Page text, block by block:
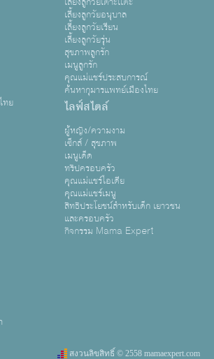
ทย
เลี้ยงลูกวัยอนุบาล
เลี้ยงลูกวัยเรียน
เลี้ยงลูกวัยรุ่น
สุขภาพลูกรัก
เมนูลูกรัก
คุณแม่แชร์ประสบการณ์
ค้นหากุมารแพทย์เมืองไทย
ไลฟ์สไตล์
ผู้หญิง/ความงาม
เซ็กส์ / สุขภาพ
เมนูเด็ด
ทริปครอบครัว
คุณแม่แชร์ไอเดีย
คุณแม่แชร์เมนู
สิทธิประโยชน์สำหรับเด็ก เยาวชน
และครอบครัว
กิจกรรม Mama Expert
สงวนลิขสิทธิ์ © 2558 mamaexpert.com